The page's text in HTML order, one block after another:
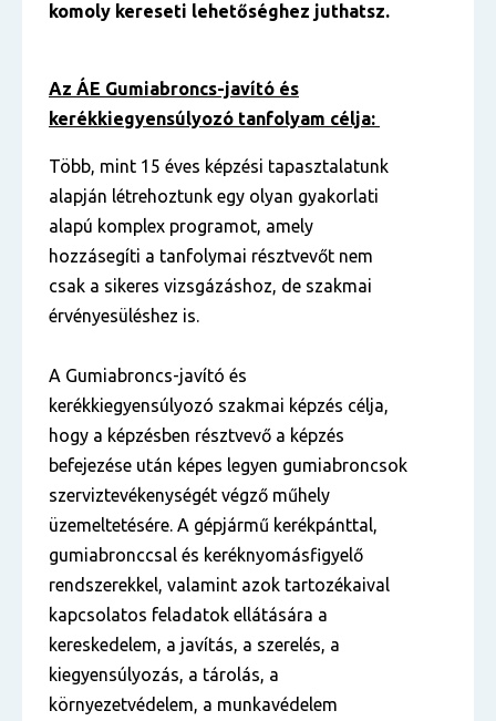
komoly kereseti lehetőséghez juthatsz.
Az ÁE Gumiabroncs-javító és
kerékkiegyensúlyozó tanfolyam célja:
Több, mint 15 éves képzési tapasztalatunk
alapján létrehoztunk egy olyan gyakorlati
alapú komplex programot, amely
hozzásegíti a tanfolymai résztvevőt nem
csak a sikeres vizsgázáshoz, de szakmai
érvényesüléshez is.
A Gumiabroncs-javító és
kerékkiegyensúlyozó szakmai képzés célja,
hogy a képzésben résztvevő a képzés
befejezése után képes legyen gumiabroncsok
szerviztevékenységét végző műhely
üzemeltetésére. A gépjármű kerékpánttal,
gumiabronccsal és keréknyomásfigyelő
rendszerekkel, valamint azok tartozékaival
kapcsolatos feladatok ellátására a
kereskedelem, a javítás, a szerelés, a
kiegyensúlyozás, a tárolás, a
környezetvédelem, a munkavédelem